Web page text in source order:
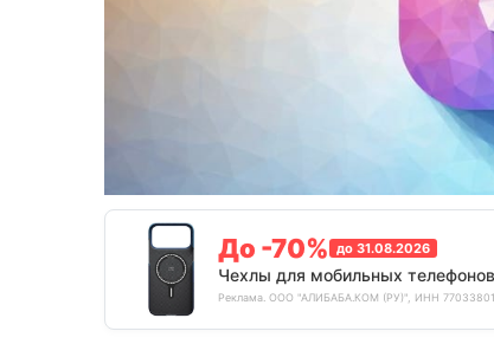
До -70% до 31.08.2026
Чехлы для мобильных
Реклама. ООО "АЛИБАБА.КОМ (РУ)", ИНН